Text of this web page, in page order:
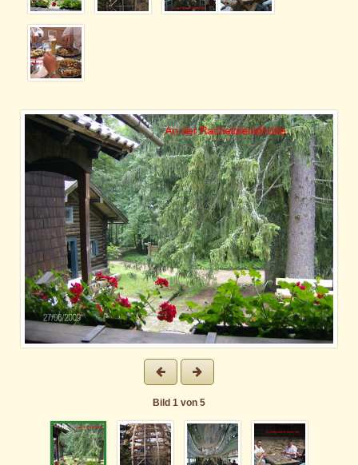
Bild 1 von 5